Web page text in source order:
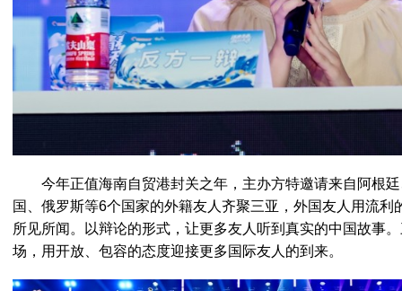
今年正值海南自贸港封关之年，主办方特邀请来自阿根
国、俄罗斯等6个国家的外籍友人齐聚三亚，外国友人用流利
所见所闻。以辩论的形式，让更多友人听到真实的中国故事
场，用开放、包容的态度迎接更多国际友人的到来。